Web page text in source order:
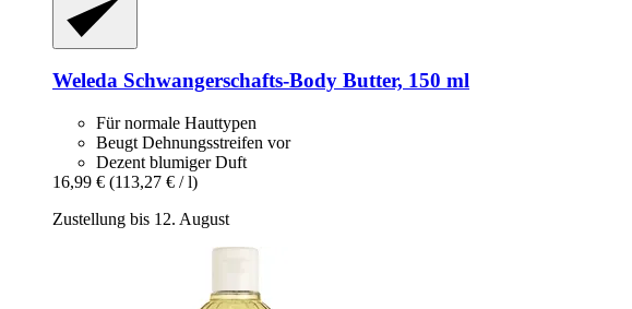
Weleda Schwangerschafts-​Body Butter, 150 ml
Für normale Hauttypen
Beugt Dehnungsstreifen vor
Dezent blumiger Duft
16,99 € (113,27 € / l)
Zustellung bis 12. August